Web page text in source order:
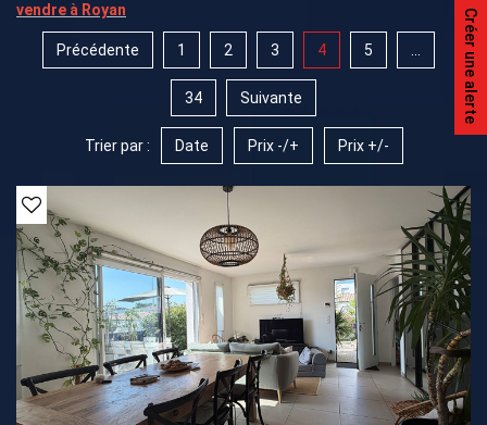
vendre à Royan
Créer une alerte
Précédente 1 2 3 4 5
34 Suivante
Trier par : Date Prix -/+ Prix +/-